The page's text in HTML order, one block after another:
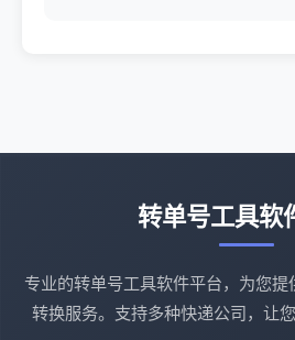
转单号工具软
专业的转单号工具软件平台，为您
转换服务。支持多种快递公司，让